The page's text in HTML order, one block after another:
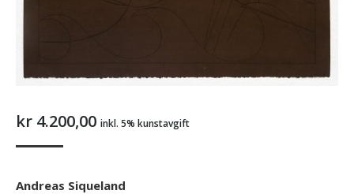
kr 4.200,00 inkl. 5% kunstavgift
Andreas Siqueland